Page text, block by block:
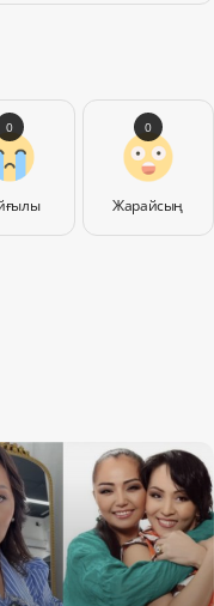
0
Жарайсың
0